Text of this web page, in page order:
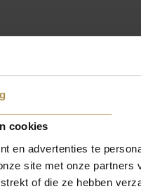
cookies
en advertenties te
site met onze
of die ze hebben